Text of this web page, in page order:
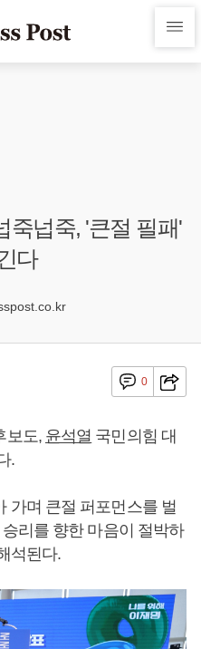
죽넙죽, '큰절 필패'
다
0
보도, 윤석열 국민의힘 대
.
가며 큰절 퍼포먼스를 벌
리를 향한 마음이 절박하
석된다.